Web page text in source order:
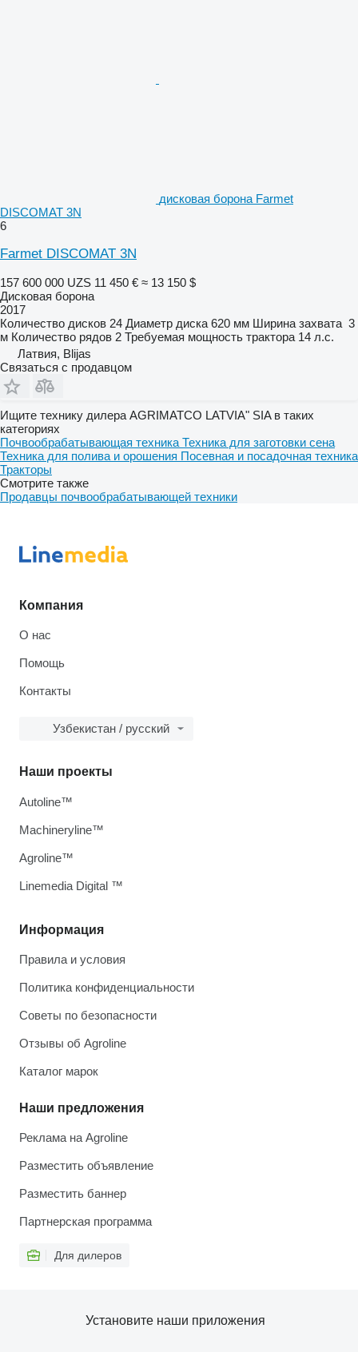
дисковая борона Farmet
DISCOMAT 3N
6
Farmet DISCOMAT 3N
157 600 000 UZS 11 450 € ≈ 13 150 $
Дисковая борона
2017
Количество дисков 24 Диаметр диска 620 мм Ширина захвата 3
м Количество рядов 2 Требуемая мощность трактора 14 л.с.
Латвия, Blijas
Связаться с продавцом
Ищите технику дилера AGRIMATCO LATVIA" SIA в таких
категориях
Почвообрабатывающая техника Техника для заготовки сена
Техника для полива и орошения Посевная и посадочная техника
Тракторы
Смотрите также
Продавцы почвообрабатывающей техники
Компания
О нас
Помощь
Контакты
Узбекистан / русский
Информация
Правила и условия
Политика конфиденциальности
Советы по безопасности
Отзывы об Agroline
Каталог марок
Наши предложения
Реклама на Agroline
Разместить объявление
Разместить баннер
Партнерская программа
Для дилеров
Наши проекты
Autoline™
Machineryline™
Agroline™
Linemedia Digital ™
Установите наши приложения